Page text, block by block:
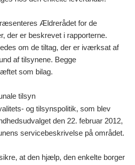
Ældrerådet for de
der er beskrevet i rapporterne.
om de tiltag, der er iværksat af
af tilsynene. Begge
som bilag.
tilsyn
og tilsynspolitik, som blev
den 22. februar 2012,
servicebeskrivelse på området.
at den hjælp, den enkelte borger